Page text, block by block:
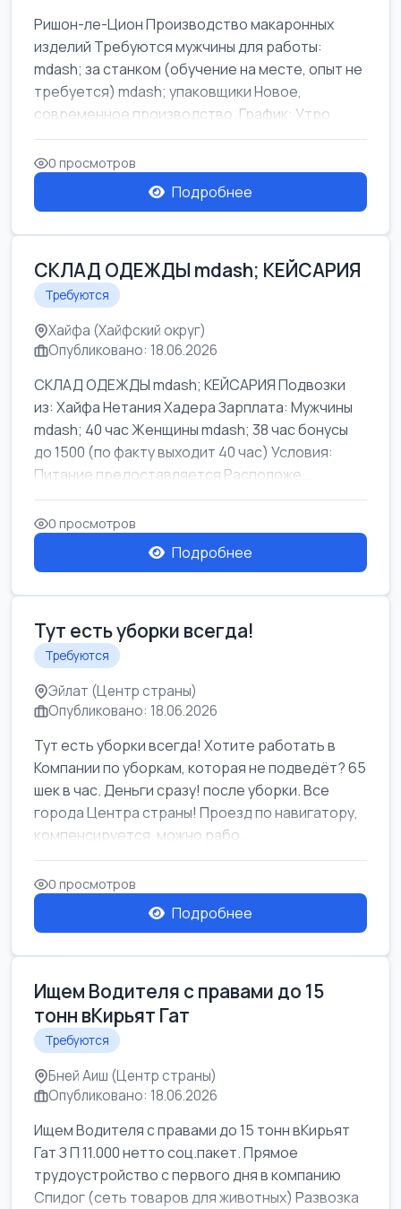
Ришон-ле-Цион Производство макаронных
изделий Требуются мужчины для работы:
mdash; за станком (обучение на месте, опыт не
требуется) mdash; упаковщики Новое,
современное производство. График: Утро
mda...
0 просмотров
Подробнее
СКЛАД ОДЕЖДЫ mdash; КЕЙСАРИЯ
Требуются
Хайфа (Хайфский округ)
Опубликовано: 18.06.2026
СКЛАД ОДЕЖДЫ mdash; КЕЙСАРИЯ Подвозки
из: Хайфа Нетания Хадера Зарплата: Мужчины
mdash; 40 час Женщины mdash; 38 час бонусы
до 1500 (по факту выходит 40 час) Условия:
Питание предоставляется Расположе...
0 просмотров
Подробнее
Тут есть уборки всегда!
Требуются
Эйлат (Центр страны)
Опубликовано: 18.06.2026
Тут есть уборки всегда! Хотите работать в
Компании по уборкам, которая не подведёт? 65
шек в час. Деньги сразу! после уборки. Все
города Центра страны! Проезд по навигатору,
компенсируется. можно рабо...
0 просмотров
Подробнее
Ищем Водителя с правами до 15
тонн вКирьят Гат
Требуются
Бней Аиш (Центр страны)
Опубликовано: 18.06.2026
Ищем Водителя с правами до 15 тонн вКирьят
Гат З П 11.000 нетто соц.пакет. Прямое
трудоустройство с первого дня в компанию
Спидог (сеть товаров для животных) Развозка